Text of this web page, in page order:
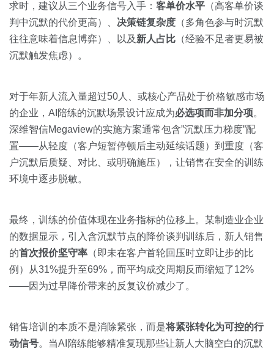
求时，建议从三个业务信号入手： 客单价水平 （高客单价谈
判中沉默的代价更高）、 决策链复杂度 （多角色参与时沉默
往往意味着信息博弈）、以及 新人占比 （经验不足者更易被
沉默触发焦虑）。
对于年新人流入量超过50人、或核心产品处于价格敏感市场
的企业，AI陪练的沉默场景设计应成为必选项而非加分项。
深维智信Megaview的实施方案通常包含”沉默压力梯度”配
置——从轻度（客户短暂停顿后主动延续话题）到重度（客
户沉默后质疑、对比、或明确施压），让销售在安全的训练
环境中逐步脱敏。
最终，训练的价值体现在业务指标的位移上。某制造业企业
的数据显示，引入含沉默节点的降价谈判训练后，新人销售
的首次报价坚守率 （即未在客户首轮回压时立即让步的比
例）从31%提升至69%，而平均成交周期反而缩短了12%
——因为过早降价带来的反复议价减少了。
销售培训的本质不是消除紧张，而是将紧张转化为可控的行
动信号。当AI陪练能够精准复现那些让新人大脑空白的沉默